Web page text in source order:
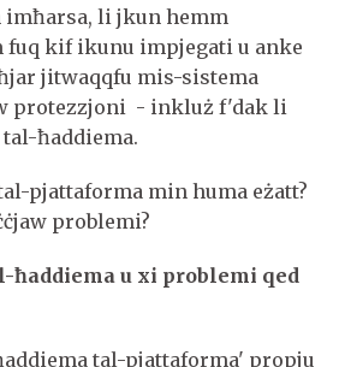
li jkun hemm
fuq kif ikunu impjegati u anke
jitwaqqfu mis-sistema
protezzjoni - inkluż f'dak li
ħaddiema.
pjattaforma min huma eżatt?
problemi?
ħaddiema u xi problemi qed
tal-pjattaforma' propju